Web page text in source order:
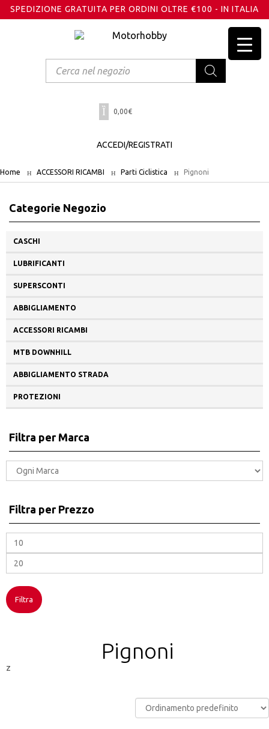
SPEDIZIONE GRATUITA PER ORDINI OLTRE €100 - IN ITALIA
search
0,00€
ACCEDI/REGISTRATI
Home ACCESSORI RICAMBI Parti Ciclistica Pignoni
Categorie Negozio
CASCHI
LUBRIFICANTI
SUPERSCONTI
ABBIGLIAMENTO
ACCESSORI RICAMBI
MTB DOWNHILL
ABBIGLIAMENTO STRADA
PROTEZIONI
Filtra per Marca
Filtra per Prezzo
Filtra
Pignoni
z